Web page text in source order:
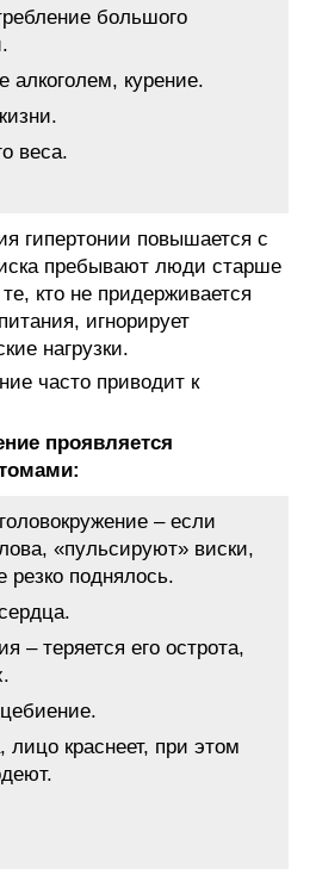
большого
алкоголем, курение.
веса.
гипертонии повышается с
пребывают люди старше
кто не придерживается
игнорирует
нагрузки.
часто приводит к
проявляется
– если
«пульсируют» виски,
резко поднялось.
– теряется его острота,
краснеет, при этом